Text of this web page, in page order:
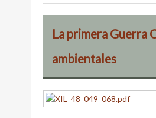
La primera Guerra
ambientales